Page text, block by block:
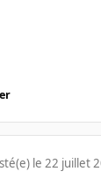
le 22 juillet